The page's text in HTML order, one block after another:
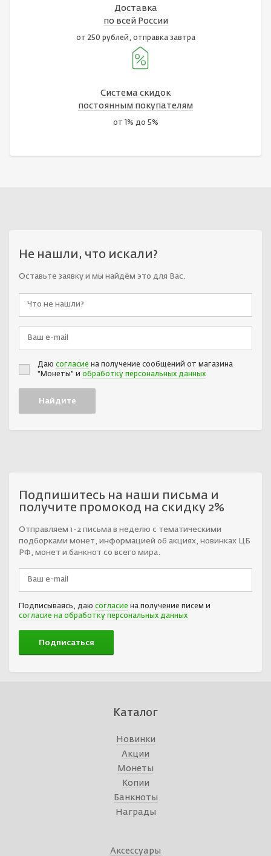
Доставка
по всей России
от 250 рублей, отправка завтра
Система скидок
постоянным покупателям
от 1% до 5%
Не нашли, что искали?
Оставьте заявку и мы найдём это для Вас.
Даю согласие на получение сообщений от магазина
"Монеты" и обработку персональных данных
Подпишитесь на наши письма и
получите промокод на скидку 2%
Отправляем 1-2 письма в неделю с тематическими
подборками монет, информацией об акциях, новинках ЦБ
РФ, монет и банкнот со всего мира.
Подписываясь, даю согласие на получение писем и
согласие на обработку персональных данных
Каталог
Новинки
Акции
Монеты
Копии
Банкноты
Награды
Аксессуары